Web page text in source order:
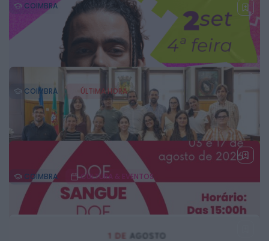
COIMBRA
Lousã assinala Dia Internacional da
Juventude com acesso gratuito à piscina e
ao campo de ténis
4 DE AGOSTO, 2026
COIMBRA ÚLTIMA HORA
Jovens Autarcas voltam a apostar nos jogos
de tabuleiro para promover o convívio em
Vila Nova de Poiares
4 DE AGOSTO, 2026
COIMBRA CULTURA & EVENTOS
SYRO confirmado na Feira do Ano 2026 em
Montemor-o-Velho
3 DE AGOSTO, 2026